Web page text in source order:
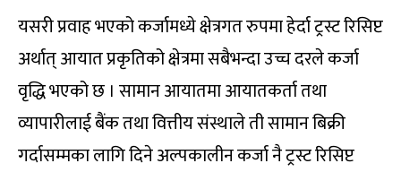
यसरी प्रवाह भएको कर्जामध्ये क्षेत्रगत रुपमा हेर्दा ट्रस्ट रिसिप्ट
अर्थात् आयात प्रकृतिको क्षेत्रमा सबैभन्दा उच्च दरले कर्जा
वृद्धि भएको छ । सामान आयातमा आयातकर्ता तथा
व्यापारीलाई बैंक तथा वित्तीय संस्थाले ती सामान बिक्री
गर्दासम्मका लागि दिने अल्पकालीन कर्जा नै ट्रस्ट रिसिप्ट